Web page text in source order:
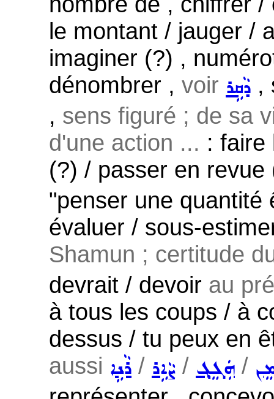
le montant / jauger /
imaginer (?) ,
dénombrer , voir ܕܵܩܹܪ ,
, sens figuré ; de sa
d'une action ... : faire
(?) / passer en
"penser une quantité
évaluer / sous-
Shamun ; certitude
devrait / devoir au
à tous les coups / à
dessus / tu peux en
aussi ܪܵܢܹܐ / ܨܵܐܹܪ / ܗܲܓܸܓ݂ /